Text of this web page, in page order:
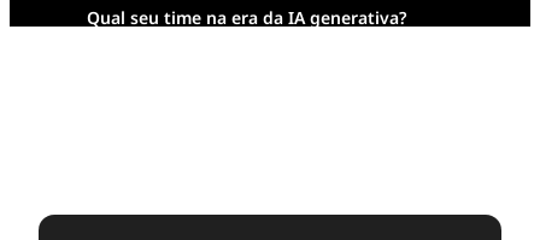
Qual seu time na era da IA generativa?